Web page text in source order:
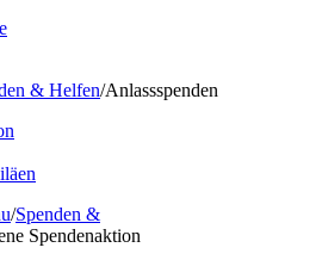
& Helfen/Anlassspenden
/Spenden &
Spendenaktion